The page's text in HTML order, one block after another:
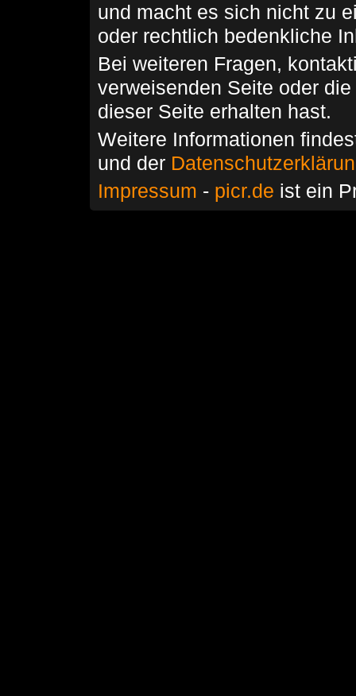
und macht es sich nicht zu
oder rechtlich bedenkliche
Bei weiteren Fragen,
verweisenden Seite oder
dieser Seite erhalten hast.
Weitere Informationen
und der
Impressum - picr.de ist ein